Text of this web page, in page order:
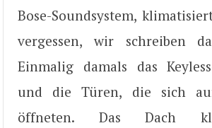
Bose-Soundsystem,
vergessen, wir schreiben
Einmalig damals das
und die Türen, die sich
öffneten. Das Dach